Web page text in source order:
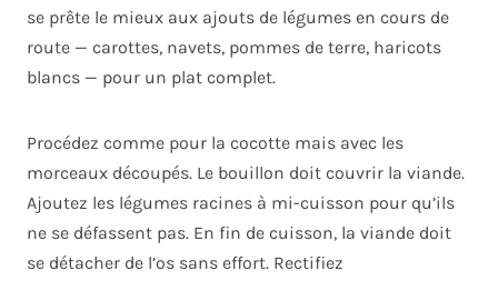
se prête le mieux aux ajouts de légumes en cours de
route — carottes, navets, pommes de terre, haricots
blancs — pour un plat complet.
Procédez comme pour la cocotte mais avec les
morceaux découpés. Le bouillon doit couvrir la viande.
Ajoutez les légumes racines à mi-cuisson pour qu’ils
ne se défassent pas. En fin de cuisson, la viande doit
se détacher de l’os sans effort. Rectifiez